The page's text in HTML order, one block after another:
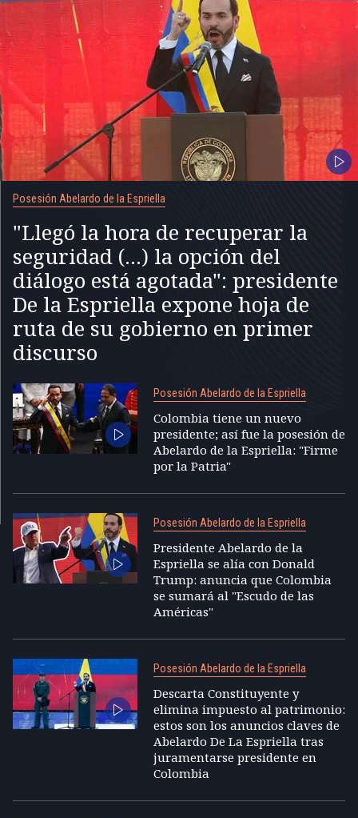
Posesión Abelardo de la Espriella
"Llegó la hora de recuperar la
seguridad (...) la opción del
diálogo está agotada": presidente
De la Espriella expone hoja de
ruta de su gobierno en primer
discurso
Posesión Abelardo de la Espriella
Colombia tiene un nuevo
presidente; así fue la posesión de
Abelardo de la Espriella: "Firme
por la Patria"
Posesión Abelardo de la Espriella
Presidente Abelardo de la
Espriella se alía con Donald
Trump: anuncia que Colombia
se sumará al "Escudo de las
Américas"
Posesión Abelardo de la Espriella
Descarta Constituyente y
elimina impuesto al patrimonio:
estos son los anuncios claves de
Abelardo De La Espriella tras
juramentarse presidente en
Colombia